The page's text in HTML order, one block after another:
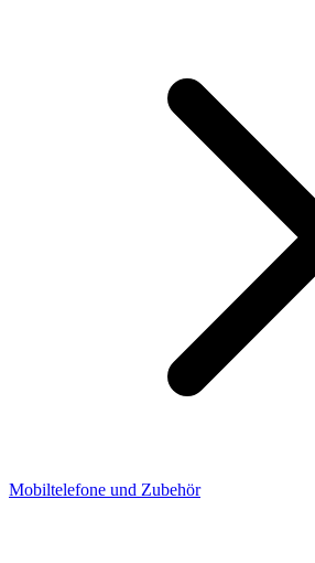
Mobiltelefone und Zubehör